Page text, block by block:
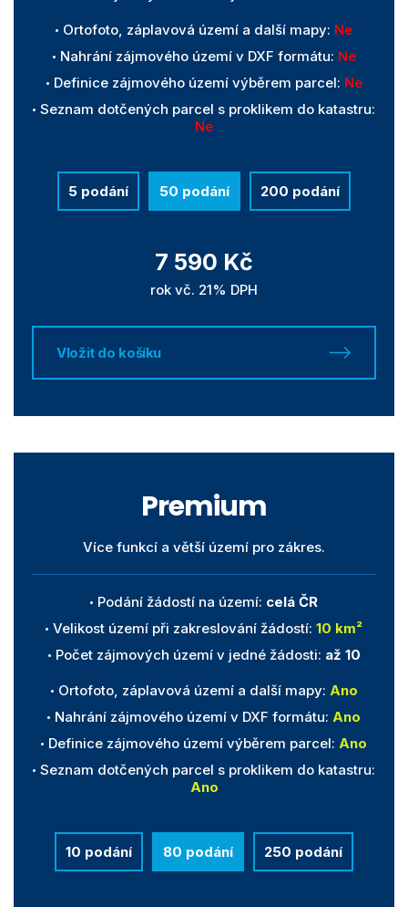
Ortofoto, záplavová území a další mapy: Ne
Nahrání zájmového území v DXF formátu: Ne
Definice zájmového území výběrem parcel: Ne
Seznam dotčených parcel s proklikem do katastru:
Ne
5 podání 50 podání 200 podání
7 590 Kč
rok vč. 21% DPH
Vložit do košíku
Premium
Více funkcí a větší území pro zákres.
Podání žádostí na území: celá ČR
Velikost území při zakreslování žádostí: 10 km²
Počet zájmových území v jedné žádosti: až 10
Ortofoto, záplavová území a další mapy: Ano
Nahrání zájmového území v DXF formátu: Ano
Definice zájmového území výběrem parcel: Ano
Seznam dotčených parcel s proklikem do katastru:
Ano
10 podání 80 podání 250 podání